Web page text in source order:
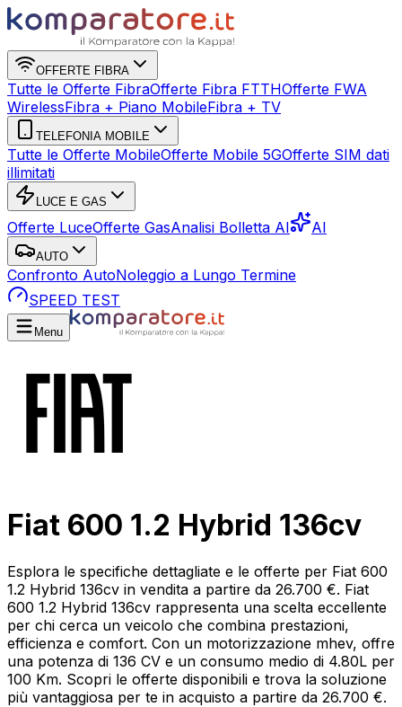
OFFERTE FIBRA
Tutte le Offerte FibraOfferte Fibra FTTHOfferte FWA
WirelessFibra + Piano MobileFibra + TV
TELEFONIA MOBILE
Tutte le Offerte MobileOfferte Mobile 5GOfferte SIM dati
illimitati
LUCE E GAS
Offerte LuceOfferte GasAnalisi Bolletta AI AI
AUTO
Confronto AutoNoleggio a Lungo Termine
SPEED TEST
Menu
Fiat 600 1.2 Hybrid 136cv
Esplora le specifiche dettagliate e le offerte per Fiat 600
1.2 Hybrid 136cv in vendita a partire da 26.700 €. Fiat
600 1.2 Hybrid 136cv rappresenta una scelta eccellente
per chi cerca un veicolo che combina prestazioni,
efficienza e comfort. Con un motorizzazione mhev, offre
una potenza di 136 CV e un consumo medio di 4.80L per
100 Km. Scopri le offerte disponibili e trova la soluzione
più vantaggiosa per te in acquisto a partire da 26.700 €.